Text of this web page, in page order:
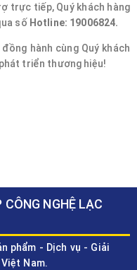
trực tiếp, Quý khách hàng
số Hotline: 19006824.
hành cùng Quý khách
triển thương hiệu!
NGHỆ LẠC
phẩm - Dịch vụ - Giải
Nam.